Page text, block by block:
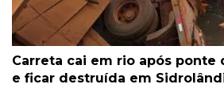
Carreta cai em rio após ponte
e ficar destruída em